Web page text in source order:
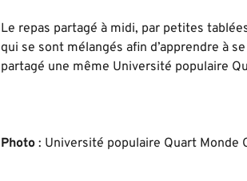
Le repas partagé à midi, par petites
qui se sont mélangés afin d’apprendre à
partagé une même Université populaire
Photo : Université populaire Quart Monde